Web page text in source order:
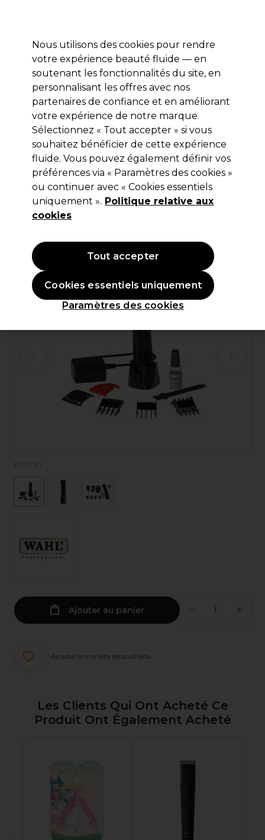
Se connecter
Marques Bons plans Coiffure Electro et Matériel
Livraison et délais
lire la suite
Wahl
Wahl Tondeuse Beret Lithium Ion
Noir
(4)
103,00 €Hors TVA
P027511
Ajouter au panier
Ajouter à ma liste de souhaits
Les Clients Qui Ont Acheté Ce
Produit Ont Également Acheté
Nous utilisons des cookies pour rendre
votre expérience beauté fluide — en
soutenant les fonctionnalités du site, en
personnalisant les offres avec nos
partenaires de confiance et en améliorant
votre expérience de notre marque.
Sélectionnez « Tout accepter » si vous
souhaitez bénéficier de cette expérience
fluide. Vous pouvez également définir vos
préférences via « Paramètres des cookies »
ou continuer avec « Cookies essentiels
uniquement ». Politique relative aux
cookies
Paramètres des cookies
Cookies essentiels uniquement
Tout accepter